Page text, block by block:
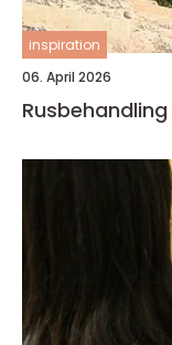
inspiration
06. April 2026